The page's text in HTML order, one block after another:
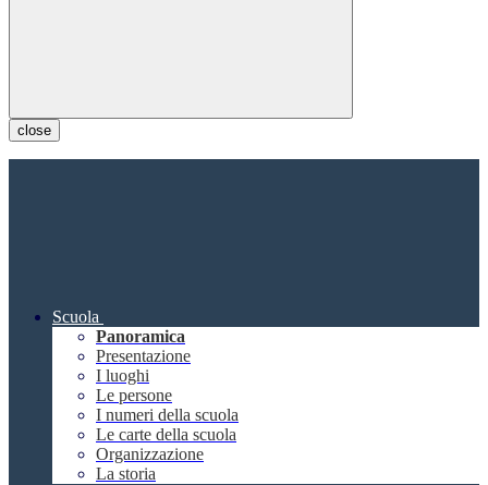
close
Scuola
Panoramica
Presentazione
I luoghi
Le persone
I numeri della scuola
Le carte della scuola
Organizzazione
La storia